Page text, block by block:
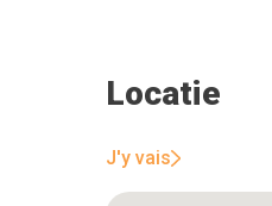
Locatie
J'y vais